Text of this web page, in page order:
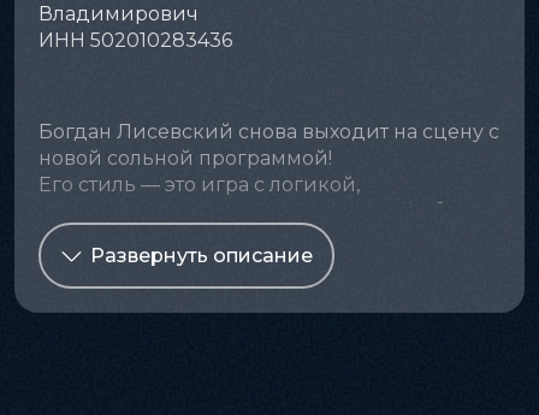
Владимирович
ИНН 502010283436
Богдан Лисевский снова выходит на сцену с
новой сольной программой!
Его стиль — это игра с логикой,
неожиданные ассоциации и тонкий абсурд,
который переворачивает привычные
представления.
За выступлениями Богдана следят
миллионы поклонников — не упустите шанс
Развернуть описание